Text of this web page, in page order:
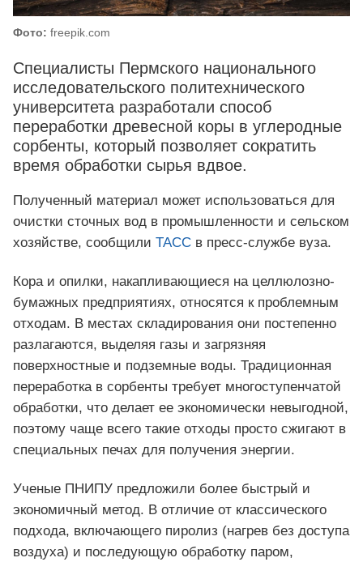
Фото: freepik.com
Специалисты Пермского национального
исследовательского политехнического
университета разработали способ
переработки древесной коры в углеродные
сорбенты, который позволяет сократить
время обработки сырья вдвое.
Полученный материал может использоваться для
очистки сточных вод в промышленности и сельском
хозяйстве, сообщили ТАСС в пресс-службе вуза.
Кора и опилки, накапливающиеся на целлюлозно-
бумажных предприятиях, относятся к проблемным
отходам. В местах складирования они постепенно
разлагаются, выделяя газы и загрязняя
поверхностные и подземные воды. Традиционная
переработка в сорбенты требует многоступенчатой
обработки, что делает ее экономически невыгодной,
поэтому чаще всего такие отходы просто сжигают в
специальных печах для получения энергии.
Ученые ПНИПУ предложили более быстрый и
экономичный метод. В отличие от классического
подхода, включающего пиролиз (нагрев без доступа
воздуха) и последующую обработку паром,